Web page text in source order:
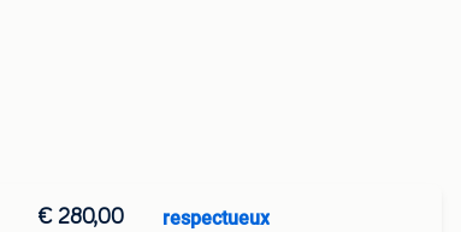
€ 280,00 respectueux